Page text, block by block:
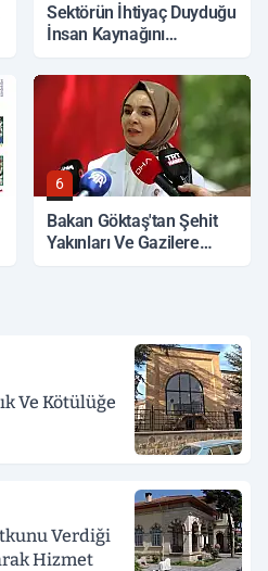
Sektörün İhtiyaç Duyduğu
İnsan Kaynağını
6
Bakan Göktaş'tan Şehit
Yakınları Ve Gazilere
Ve Kötülüğe
Verdiği
Hizmet